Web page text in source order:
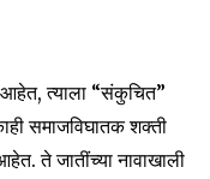
worry, we respect
Your information is
आहेत, त्याला “संकुचित”
समाजविघातक शक्ती
ते जातींच्या नावाखाली